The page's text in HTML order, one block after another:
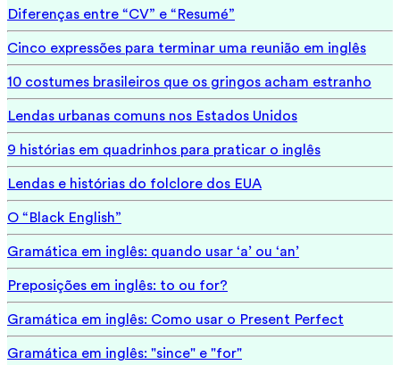
Diferenças entre “CV” e “Resumé”
Cinco expressões para terminar uma reunião em inglês
10 costumes brasileiros que os gringos acham estranho
Lendas urbanas comuns nos Estados Unidos
9 histórias em quadrinhos para praticar o inglês
Lendas e histórias do folclore dos EUA
O “Black English”
Gramática em inglês: quando usar ‘a’ ou ‘an’
Preposições em inglês: to ou for?
Gramática em inglês: Como usar o Present Perfect
Gramática em inglês: "since" e "for"